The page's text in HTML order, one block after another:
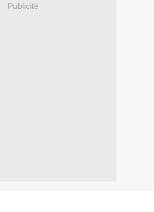
Publicité